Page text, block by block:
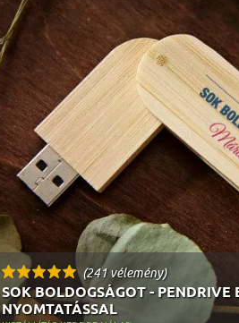
(241 vélemény)
SOK BOLDOGSÁGOT - PENDRIVE
NYOMTATÁSSAL